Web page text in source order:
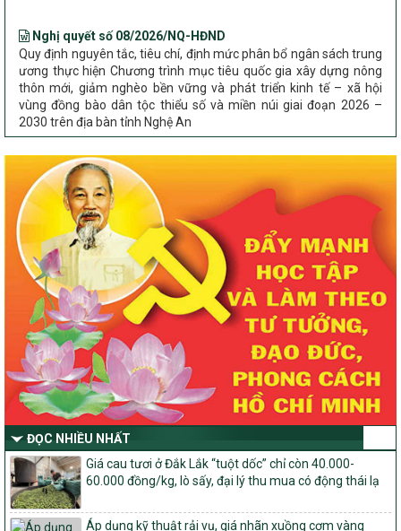
Quy định nguyên tắc, tiêu chí, định mức phân bổ ngân sách trung
ương thực hiện Chương trình mục tiêu quốc gia xây dựng nông
thôn mới, giảm nghèo bền vững và phát triển kinh tế – xã hội
vùng đồng bào dân tộc thiểu số và miền núi giai đoạn 2026 –
2030 trên địa bàn tỉnh Nghệ An
Chỉ Thị số 22-CT/TU
nông thôn mới, giảm nghèo bền vững và phát triển kinh tế – xã
hội vùng đồng bào dân tộc thiểu số và miền núi giai đoạn 2026 –
2030 trên địa bàn tỉnh Nghệ An
Quyết định số 2490/QĐ-UBND
Về việc thành lập Ban Chỉ đạo Chương trình mục tiều quốc gia xây
dựng nông thôn mới, giảm nghèo bền vững và phát triển kinh tế –
xã hội vùng đồng bào dân tộc thiểu số và miền núi giai đoạn 2026
-2030 tỉnh Nghệ An
Thông tư Số 23/2026/TT-BNNMT
Thông tư Hướng dẫn thực hiện một số nội dung Chương trình
mục tiêu quốc gia xây dựng nông thôn mới, giảm nghèo bền
vững và phát triển kinh tế – xã hội vùng đồng bào dân tộc thiểu
số và miền núi giai đoạn 2026-2030 thuộc phạm vi quản lý nhà
nước của Bộ Nông nghiệp và Môi trường
Quyết định số: 26/2026/QĐ-TTg
Quyết định ban hành Bộ tiêu chí và quy trình đánh giá, phân hạng
sản phẩm Mỗi xã một sản phẩm
số: 19/2026/QĐ-TTg
Quy định điều kiện, trình tự, thủ tục, hồ sơ xét, công nhận, công bố
ĐỌC NHIỀU NHẤT
Giá cau tươi ở Đắk Lắk “tuột dốc” chỉ còn 40.000-
60.000 đồng/kg, lò sấy, đại lý thu mua có động thái lạ
Áp dụng kỹ thuật rải vụ, giá nhãn xuồng cơm vàng